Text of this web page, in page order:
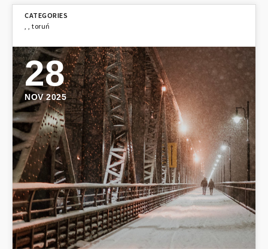
toruń
28
NOV 2025